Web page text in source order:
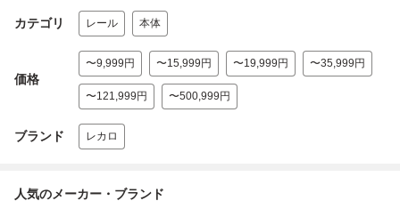
カテゴリ レール 本体
価格
〜9,999円 〜15,999円 〜19,999円 〜35,999円
〜121,999円 〜500,999円
ブランド レカロ
人気のメーカー・ブランド